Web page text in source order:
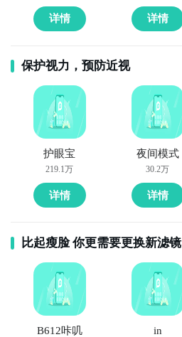
详情 详情
保护视力，预防近视
护眼宝
219.1万
详情
夜间模式
30.2万
详情
比起瘦脸 你更需要更换新滤镜
B612咔叽 in